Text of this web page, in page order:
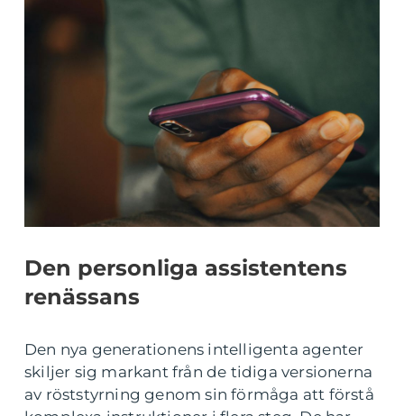
Den personliga assistentens
renässans
Den nya generationens intelligenta agenter
skiljer sig markant från de tidiga versionerna
av röststyrning genom sin förmåga att förstå